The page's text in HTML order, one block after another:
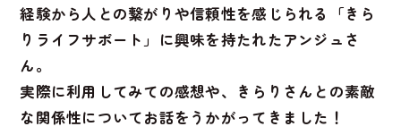
経験から人との繋がりや信頼性を感じられる「きら
りライフサポート」に興味を持たれたアンジュさ
ん。
実際に利用してみての感想や、きらりさんとの素敵
な関係性についてお話をうかがってきました！